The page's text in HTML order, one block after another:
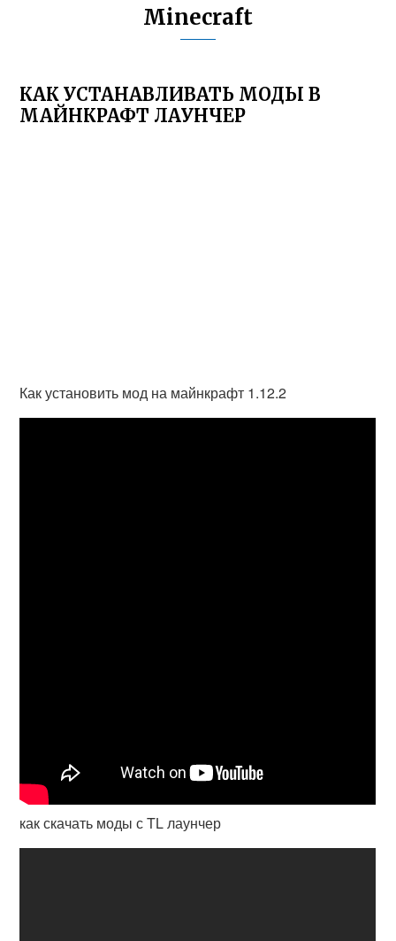
Minecraft
КАК УСТАНАВЛИВАТЬ МОДЫ В
МАЙНКРАФТ ЛАУНЧЕР
Как установить мод на майнкрафт 1.12.2
как скачать моды с TL лаунчер